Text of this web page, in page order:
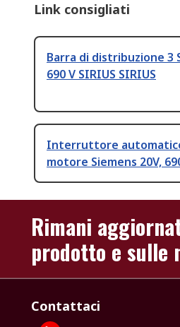
Link consigliati
Barra di distribuzione 3
690 V SIRIUS SIRIUS
Interruttore
motore Siemens 20V,
Rimani
prodotto e sulle
Contattaci